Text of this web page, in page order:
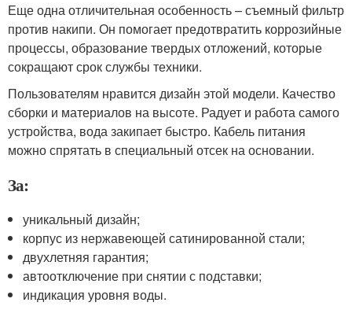
Еще одна отличительная особенность – съемный фильтр
против накипи. Он помогает предотвратить коррозийные
процессы, образование твердых отложений, которые
сокращают срок службы техники.
Пользователям нравится дизайн этой модели. Качество
сборки и материалов на высоте. Радует и работа самого
устройства, вода закипает быстро. Кабель питания
можно спрятать в специальный отсек на основании.
За:
уникальный дизайн;
корпус из нержавеющей сатинированной стали;
двухлетняя гарантия;
автоотключение при снятии с подставки;
индикация уровня воды.